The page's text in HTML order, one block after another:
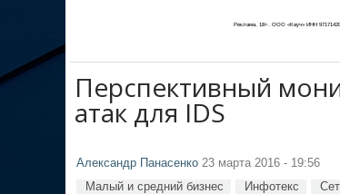
Реклама, 18+. ООО «Кауч» ИНН
Перспективный
атак для IDS
Александр Панасенко 23 марта 2016 - 19:56
Малый и средний бизнес Инфотекс